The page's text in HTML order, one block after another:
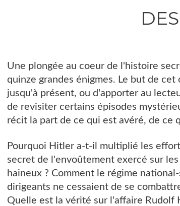
Une plongée au coeur de l'histoire
quinze grandes énigmes. Le but de
jusqu'à présent, ou d'apporter au
de revisiter certains épisodes
récit la part de ce qui est avéré, de
Pourquoi Hitler a-t-il multiplié les
secret de l'envoûtement exercé sur
haineux ? Comment le régime
dirigeants ne cessaient de se
Quelle est la vérité sur l'affaire Rudolf